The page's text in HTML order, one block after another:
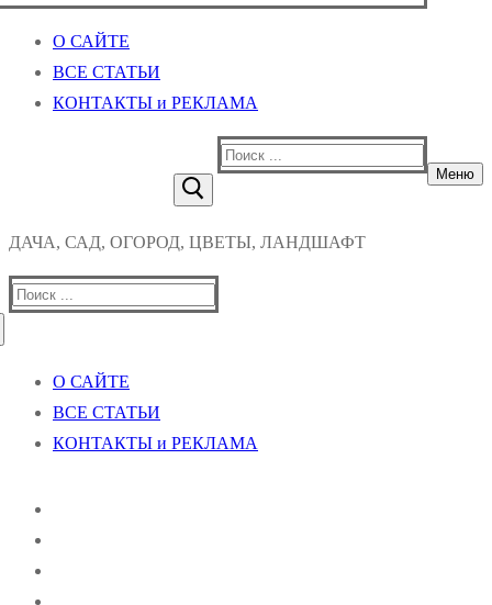
О САЙТЕ
ВСЕ СТАТЬИ
КОНТАКТЫ и РЕКЛАМА
Найти:
Меню
ДАЧА, САД, ОГОРОД, ЦВЕТЫ, ЛАНДШАФТ
Найти:
О САЙТЕ
ВСЕ СТАТЬИ
КОНТАКТЫ и РЕКЛАМА